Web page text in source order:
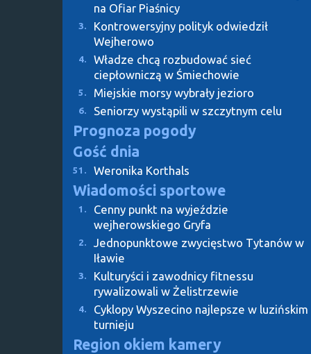
na Ofiar Piaśnicy
3.
Kontrowersyjny polityk odwiedził
Wejherowo
4.
Władze chcą rozbudować sieć
ciepłowniczą w Śmiechowie
5. Miejskie morsy wybrały jezioro
6. Seniorzy wystąpili w szczytnym celu
Prognoza pogody
Gość dnia
51. Weronika Korthals
Wiadomości sportowe
1.
Cenny punkt na wyjeździe
wejherowskiego Gryfa
2.
Jednopunktowe zwycięstwo Tytanów w
Iławie
3.
Kulturyści i zawodnicy fitnessu
rywalizowali w Żelistrzewie
4.
Cyklopy Wyszecino najlepsze w luzińskim
turnieju
Region okiem kamery